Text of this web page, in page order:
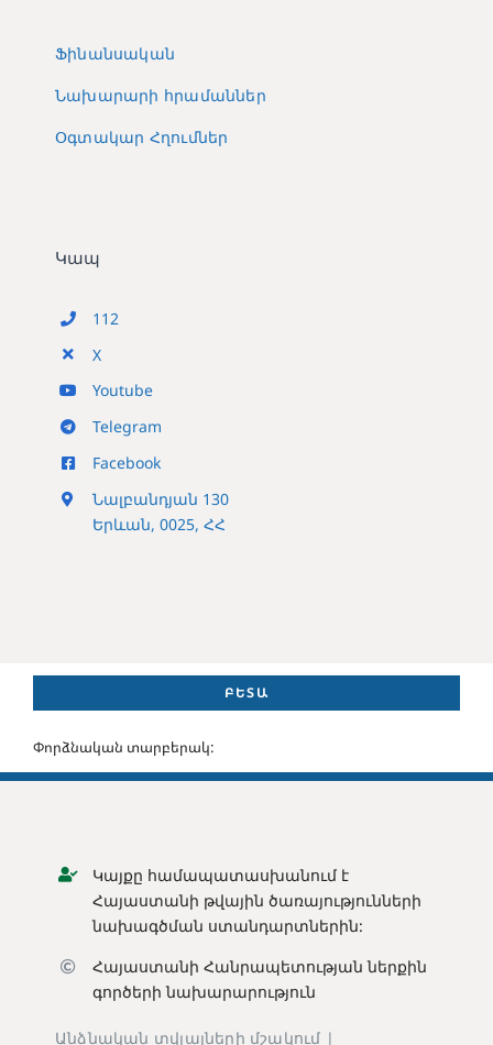
Ֆինանսական
Նախարարի հրամաններ
Օգտակար Հղումներ
Կապ
112
X
Youtube
Telegram
Facebook
Նալբանդյան 130
Երևան, 0025, ՀՀ
ԲԵՏԱ
Փորձնական տարբերակ:
Կայքը համապատասխանում է
Հայաստանի թվային ծառայությունների
նախագծման ստանդարտներին:
Հայաստանի Հանրապետության ներքին
գործերի նախարարություն
Անձնական տվյալների մշակում |